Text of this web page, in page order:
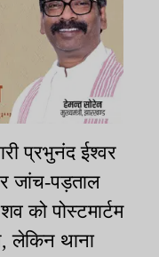
प्रभुनंद ईश्वर
जांच-पड़ताल
को पोस्टमार्टम
लेकिन थाना